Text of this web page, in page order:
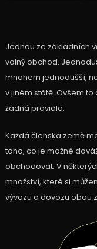
Jednou ze základních
volný obchod.
mnohem jednodušší,
v jiném státě. Ovšem
žádná pravidla.
Každá členská země
toho, co je možné
obchodovat. V
množství, které si
vývozu a dovozu obou